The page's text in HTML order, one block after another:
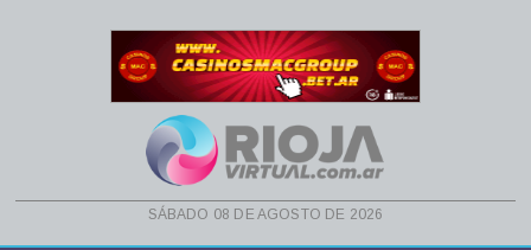
sábado 08 de agosto de 2026